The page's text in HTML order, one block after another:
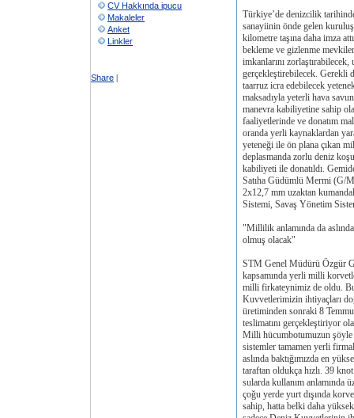
CV Hakkında ipucu
Makaleler
Anket
Linkler
Share |
Türkiye’de denizcilik
sanayiinin önde gelen
kilometre taşına daha imza
bekleme ve gizlenme
imkanlarını
gerçekleştirebilecek. Gerekli
taarruz icra edebilecek
maksadıyla yeterli hava
manevra kabiliyetine sahip
faaliyetlerinde ve donatım
oranda yerli kaynaklardan
yeteneği ile ön plana çıkan
deplasmanda zorlu deniz
kabiliyeti ile donatıldı.
Satıha Güdümlü Mermi (G/
2x12,7 mm uzaktan
Sistemi, Savaş Yönetim
"Millilik anlamında da
olmuş olacak"
STM Genel Müdürü Özgür
kapsamında yerli milli
milli firkateynimiz de oldu.
Kuvvetlerimizin ihtiyaçları
üretiminden sonraki 8
teslimatını gerçekleştiriyor
Milli hücumbotumuzun
sistemler tamamen yerli
aslında baktığımızda en
taraftan oldukça hızlı. 39
sularda kullanım anlamında
çoğu yerde yurt dışında
sahip, hatta belki daha